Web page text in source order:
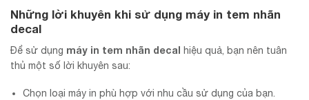
Những lời khuyên khi sử dụng máy in tem nhãn
decal
Để sử dụng máy in tem nhãn decal hiệu quả, bạn nên tuân
thủ một số lời khuyên sau:
Chọn loại máy in phù hợp với nhu cầu sử dụng của bạn.